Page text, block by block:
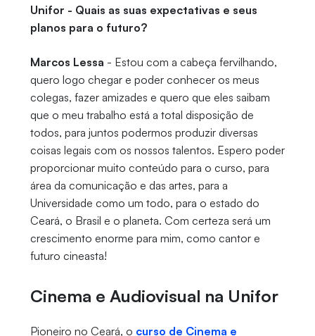
Unifor - Quais as suas expectativas e seus
planos para o futuro?
Marcos Lessa - Estou com a cabeça fervilhando,
quero logo chegar e poder conhecer os meus
colegas, fazer amizades e quero que eles saibam
que o meu trabalho está a total disposição de
todos, para juntos podermos produzir diversas
coisas legais com os nossos talentos. Espero poder
proporcionar muito conteúdo para o curso, para
área da comunicação e das artes, para a
Universidade como um todo, para o estado do
Ceará, o Brasil e o planeta. Com certeza será um
crescimento enorme para mim, como cantor e
futuro cineasta!
Cinema e Audiovisual na Unifor
Pioneiro no Ceará, o curso de Cinema e